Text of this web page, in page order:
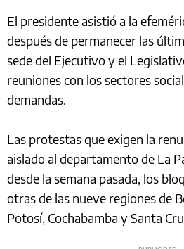
El presidente asistió a la
después de permanecer las
sede del Ejecutivo y el
reuniones con los sectores
demandas.
Las protestas que exigen la
aislado al departamento de La
desde la semana pasada, los
otras de las nueve regiones de
Potosí, Cochabamba y Santa